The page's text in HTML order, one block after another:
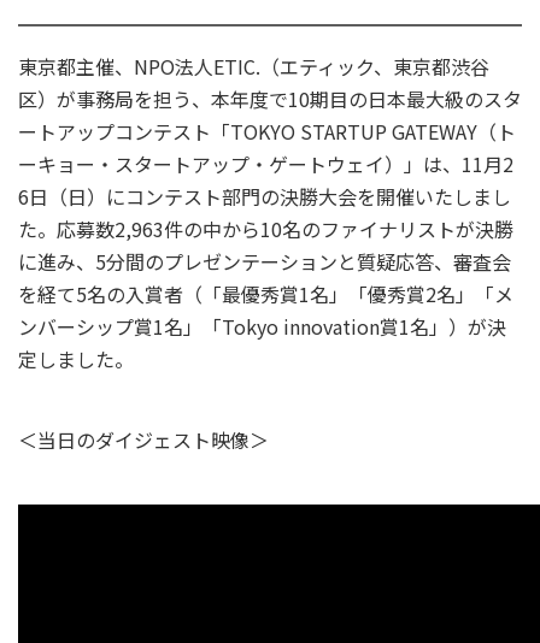
東京都主催、NPO法人ETIC.（エティック、東京都渋谷
区）が事務局を担う、本年度で10期目の日本最大級のスタ
ートアップコンテスト「TOKYO STARTUP GATEWAY（ト
ーキョー・スタートアップ・ゲートウェイ）」は、11月2
6日（日）にコンテスト部門の決勝大会を開催いたしまし
た。応募数2,963件の中から10名のファイナリストが決勝
に進み、5分間のプレゼンテーションと質疑応答、審査会
を経て5名の入賞者（「最優秀賞1名」「優秀賞2名」「メ
ンバーシップ賞1名」「Tokyo innovation賞1名」）が決
定しました。
＜当日のダイジェスト映像＞